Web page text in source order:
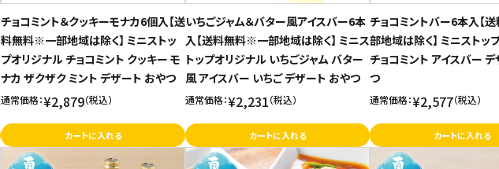
チョコミント＆クッキーモナカ6個入【送
料無料※一部地域は除く】 ミニストッ
プオリジナル チョコミント クッキー モ
ナカ ザクザク ミント デザート おやつ
通常価格：¥2,879（税込）
カートに入れる
いちごジャム＆バター風アイスバー6本
入【送料無料※一部地域は除く】 ミニス
トップオリジナル いちごジャム バター
風 アイスバー いちご デザート おやつ
通常価格：¥2,231（税込）
カートに入れる
チョコミントバー6本入【
部地域は除く】 ミニストッ
チョコミント アイスバー
つ
通常価格：¥2,577（税込）
カートに入れる